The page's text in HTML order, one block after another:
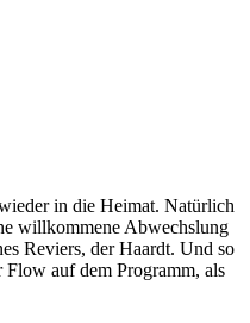
in die Heimat. Natürlich
willkommene Abwechslung
Reviers, der Haardt. Und so
Flow auf dem Programm, als